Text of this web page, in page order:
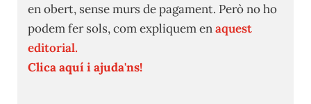
en obert, sense murs de pagament. Però no ho
podem fer sols, com expliquem enaquest
editorial.
Clica aquí i ajuda'ns!